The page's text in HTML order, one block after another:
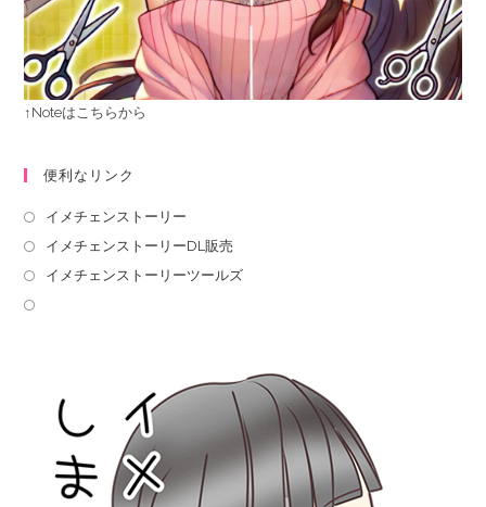
↑Noteはこちらから
便利なリンク
イメチェンストーリー
イメチェンストーリーDL販売
イメチェンストーリーツールズ